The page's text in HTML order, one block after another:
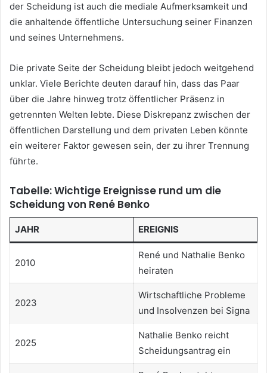
der Scheidung ist auch die mediale Aufmerksamkeit und
die anhaltende öffentliche Untersuchung seiner Finanzen
und seines Unternehmens.
Die private Seite der Scheidung bleibt jedoch weitgehend
unklar. Viele Berichte deuten darauf hin, dass das Paar
über die Jahre hinweg trotz öffentlicher Präsenz in
getrennten Welten lebte. Diese Diskrepanz zwischen der
öffentlichen Darstellung und dem privaten Leben könnte
ein weiterer Faktor gewesen sein, der zu ihrer Trennung
führte.
Tabelle: Wichtige Ereignisse rund um die
Scheidung von René Benko
JAHR EREIGNIS
2010
René und Nathalie Benko
heiraten
2023
Wirtschaftliche Probleme
und Insolvenzen bei Signa
2025
Nathalie Benko reicht
Scheidungsantrag ein